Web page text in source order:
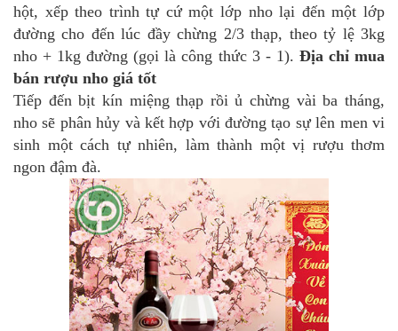
hột, xếp theo trình tự cứ một lớp nho lại đến một lớp
đường cho đến lúc đầy chừng 2/3 thạp, theo tỷ lệ 3kg
nho + 1kg đường (gọi là công thức 3 - 1). Địa chỉ mua
bán rượu nho giá tốt
Tiếp đến bịt kín miệng thạp rồi ủ chừng vài ba tháng,
nho sẽ phân hủy và kết hợp với đường tạo sự lên men vi
sinh một cách tự nhiên, làm thành một vị rượu thơm
ngon đậm đà.